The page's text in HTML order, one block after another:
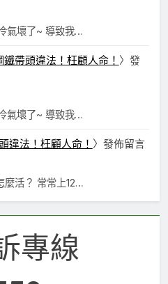
氣壞了~ 導致我…
鐵帶頭違法！枉顧人命！ 〉發
氣壞了~ 導致我…
違法！枉顧人命！ 〉發佈留言
麼活？ 常常上12…
專線